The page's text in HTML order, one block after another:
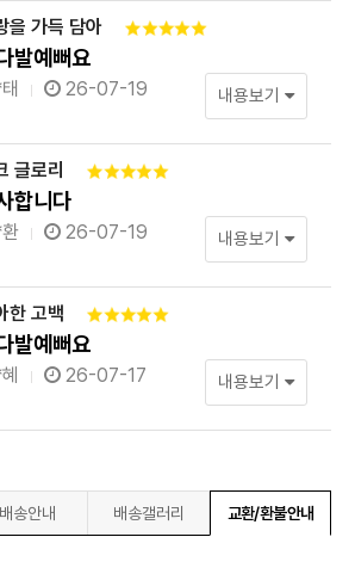
을 가득 담아
발예뻐요
26-07-19 내용보기
글로리
합니다
26-07-19 내용보기
한 고백
발예뻐요
26-07-17 내용보기
배송안내 배송갤러리 교환/환불안내